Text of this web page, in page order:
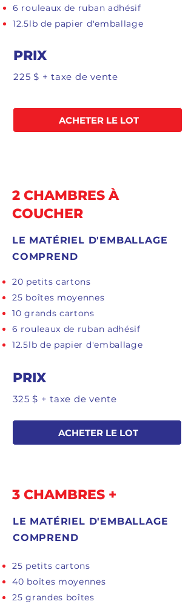
6 rouleaux de ruban adhésif
12.5lb de papier d'emballage
PRIX
225 $ + taxe de vente
ACHETER LE LOT
2 CHAMBRES À
COUCHER
LE MATÉRIEL D'EMBALLAGE
COMPREND
20 petits cartons
25 boîtes moyennes
10 grands cartons
6 rouleaux de ruban adhésif
12.5lb de papier d'emballage
PRIX
325 $ + taxe de vente
ACHETER LE LOT
3 CHAMBRES +
LE MATÉRIEL D'EMBALLAGE
COMPREND
25 petits cartons
40 boîtes moyennes
25 grandes boîtes